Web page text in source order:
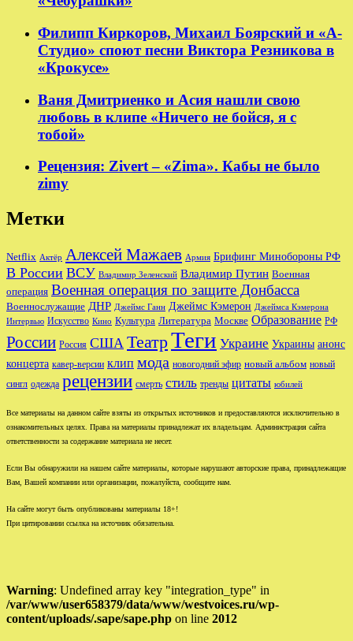
Филипп Киркоров, Михаил Боярский и «А-
Студио» споют песни Виктора Резникова в
«Крокусе»
Ваня Дмитриенко и Асия нашли свою
любовь в клипе «Ничего не бойся, я с
тобой»
Рецензия: Zivert – «Zima». Кабы не было
zimy
Метки
Netflix Актёр Алексей Мажаев Армия Брифинг Минобороны РФ
В России ВСУ Владимир Зеленский Владимир Путин Военная
операция Военная операция по защите Донбасса
Военнослужащие ДНР Джеймс Ганн Джеймс Кэмерон Джеймса Кэмерона
Интервью Искусство Кино Культура Литература Москве Образование РФ
России Россия США ТеатрТеги Украине Украины анонс
концерта кавер-версии клип мода новогодний эфир новый альбом новый
сингл одежда рецензии смерть стиль тренды цитаты юбилей
Все материалы на данном сайте взяты из открытых источников и предоставляются исключительно в
ознакомительных целях. Права на материалы принадлежат их владельцам. Администрация сайта
ответственности за содержание материала не несет.
Если Вы обнаружили на нашем сайте материалы, которые нарушают авторские права, принадлежащие
Вам, Вашей компании или организации, пожалуйста, сообщите нам.
На сайте могут быть опубликованы материалы 18+!
При цитировании ссылка на источник обязательна.
Warning: Undefined array key "integration_type" in
/var/www/user658379/data/www/westvoices.ru/wp-
content/uploads/.sape/sape.php on line 2012